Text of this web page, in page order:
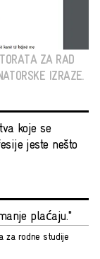
ZA RAD
IZRAZE.
koje se
jeste nešto
plaćaju."
za rodne studije